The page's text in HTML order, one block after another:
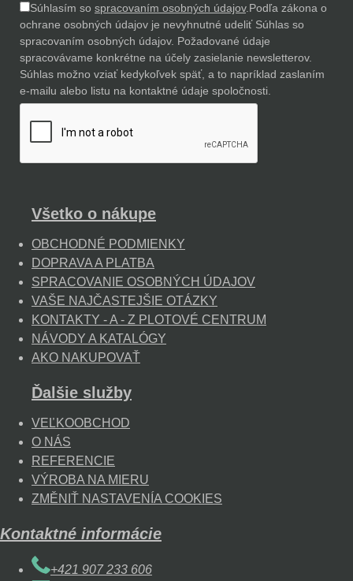
Súhlasím so spracovaním osobných údajov.Podľa zákona o
ochrane osobných údajov je nevyhnutné udeliť Súhlas so
spracovaním osobných údajov. Požadované údaje
spracovávame konkrétne na účely zasielanie newsletterov.
Súhlas možno vziať kedykoľvek späť, a to napríklad zaslaním
e-mailu alebo listu na kontaktné údaje spoločnosti.
Všetko o nákupe
OBCHODNÉ PODMIENKY
DOPRAVA A PLATBA
SPRACOVANIE OSOBNÝCH ÚDAJOV
VAŠE NAJČASTEJŠIE OTÁZKY
KONTAKTY - A - Z PLOTOVÉ CENTRUM
NÁVODY A KATALÓGY
AKO NAKUPOVAŤ
Ďalšie služby
VEĽKOOBCHOD
O NÁS
REFERENCIE
VÝROBA NA MIERU
ZMĚNIŤ NASTAVENÍA COOKIES
Kontaktné informácie
+421 907 233 606